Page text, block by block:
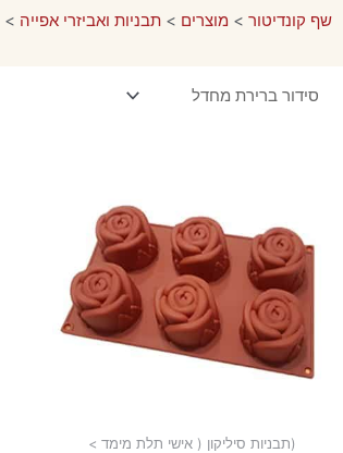
שף קונדיטור > מוצרים > תבניות ואביזרי אפייה >
(תבניות סיליקון ( אישי תלת מימד >